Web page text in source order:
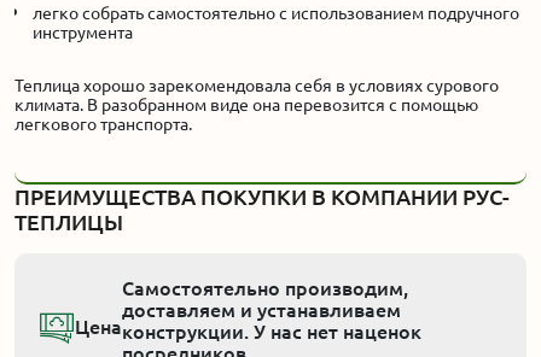
легко собрать самостоятельно с использованием подручного
инструмента
Теплица хорошо зарекомендовала себя в условиях сурового
климата. В разобранном виде она перевозится с помощью
легкового транспорта.
ПРЕИМУЩЕСТВА ПОКУПКИ В КОМПАНИИ РУС-
ТЕПЛИЦЫ
Цена
Самостоятельно производим,
доставляем и устанавливаем
конструкции. У нас нет наценок